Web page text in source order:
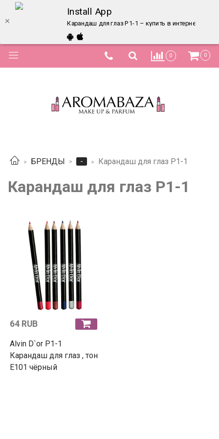
Install App
Карандаш для глаз P1-1 – купить в интернет-
0 0
БРЕНДЫ - Карандаш для глаз P1-1
Карандаш для глаз P1-1
64 RUB
Alvin D`or P1-1
Карандаш для глаз , тон
E101 чёрный